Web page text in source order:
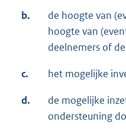
b.
de hoogte van
hoogte van
deelnemers of
c. het mogelijke
d.
de mogelijke
ondersteuning